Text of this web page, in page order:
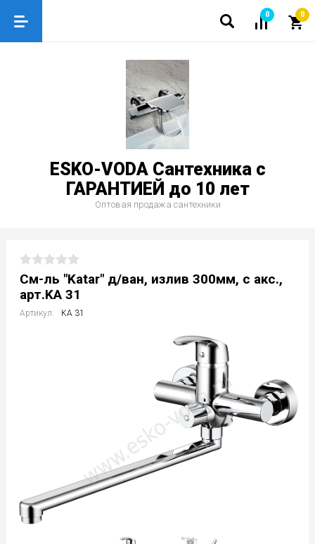
0 0
ESKO-VODA Сантехника с
ГАРАНТИЕЙ до 10 лет
Оптовая продажа сантехники
См-ль "Katar" д/ван, излив 300мм, с акс.,
арт.KA 31
Артикул: KA 31